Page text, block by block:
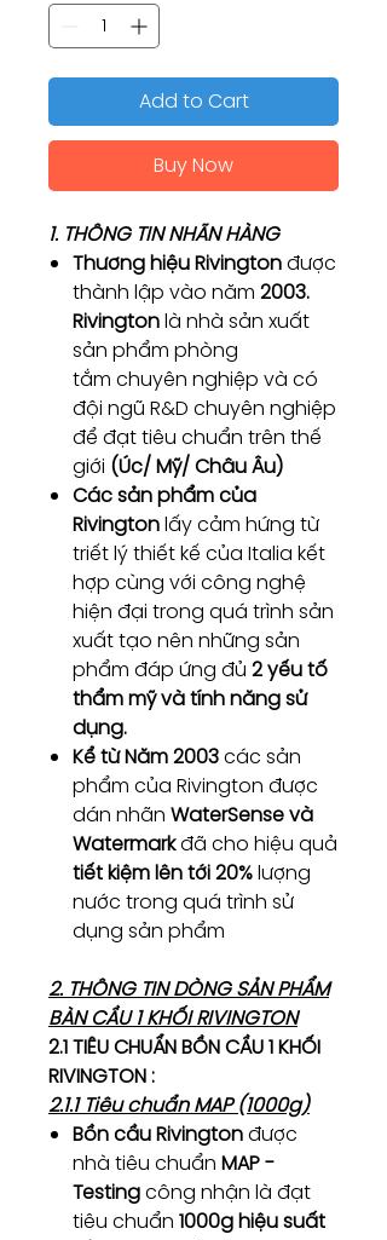
Add to Cart
Buy Now
1. THÔNG TIN NHÃN HÀNG
Thương hiệu Rivingtonđược
thành lập vào năm 2003.
Rivingtonlà nhà sản xuất
sản phẩm phòng
tắm chuyên nghiệp và có
đội ngũ R&D chuyên nghiệp
để đạt tiêu chuẩn trên thế
giới (Úc/ Mỹ/ Châu Âu)
Các sản phẩm của
Rivingtonlấy cảm hứng từ
triết lý thiết kế của Italia kết
hợp cùng với công nghệ
hiện đại trong quá trình sản
xuất tạo nên những sản
phẩm đáp ứng đủ 2 yếu tố
thẩm mỹ và tính năng sử
dụng.
Kể từ Năm 2003các sản
phẩm của Rivington được
dán nhãn WaterSense và
Watermarkđã cho hiệu quả
tiết kiệm lên tới 20%lượng
nước trong quá trình sử
dụng sản phẩm
2. THÔNG TIN DÒNG SẢN PHẨM
BÀN CẦU 1 KHỐI RIVINGTON
2.1 TIÊU CHUẨN BỒN CẦU 1 KHỐI
RIVINGTON :
2.1.1 Tiêu chuẩn MAP (1000g)
Bồn cầu Rivingtonđược
nhà tiêu chuẩn MAP -
Testingcông nhận là đạt
tiêu chuẩn 1000g hiệu suất